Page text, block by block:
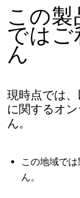
この
では
ん
現時点では
に関するオ
ん。
この地域で
ん。